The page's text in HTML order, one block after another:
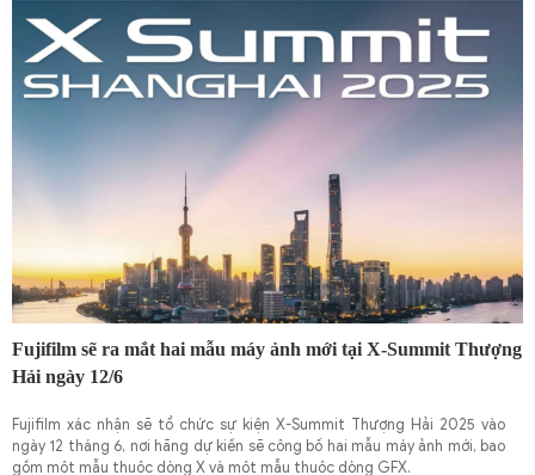
Fujifilm sẽ ra mắt hai mẫu máy ảnh mới tại X-Summit Thượng
Hải ngày 12/6
Fujifilm xác nhận sẽ tổ chức sự kiện X-Summit Thượng Hải 2025 vào
ngày 12 tháng 6, nơi hãng dự kiến sẽ công bố hai mẫu máy ảnh mới, bao
gồm một mẫu thuộc dòng X và một mẫu thuộc dòng GFX.